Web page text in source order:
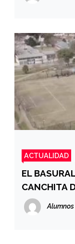
ACTUALIDAD
EL
CANCHITA
Alumnos